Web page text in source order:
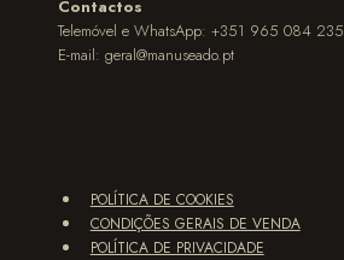
Contactos
Telemóvel e WhatsApp: +351 965 084 235
E-mail: geral@manuseado.pt
POLÍTICA DE COOKIES
CONDIÇÕES GERAIS DE VENDA
POLÍTICA DE PRIVACIDADE